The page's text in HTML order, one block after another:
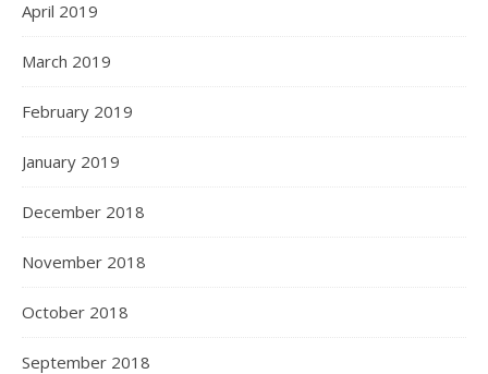
April 2019
March 2019
February 2019
January 2019
December 2018
November 2018
October 2018
September 2018